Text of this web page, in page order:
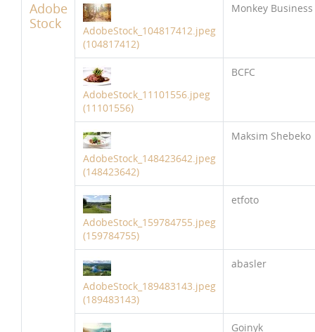
Adobe
Stock
AdobeStock_104817412.jpeg
(104817412)
Monkey Business
AdobeStock_11101556.jpeg
(11101556)
BCFC
AdobeStock_148423642.jpeg
(148423642)
Maksim Shebeko
AdobeStock_159784755.jpeg
(159784755)
etfoto
AdobeStock_189483143.jpeg
(189483143)
abasler
Goinyk